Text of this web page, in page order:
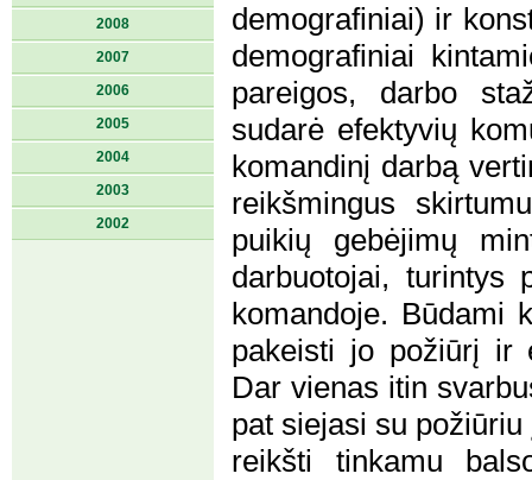
2008
2007
2006
2005
2004
2003
2002
demografiniai) ir
demografiniai
pareigos, darbo
sudarė efektyvių
komandinį darbą
reikšmingus
puikių gebėjimų
darbuotojai, turintys
komandoje. Būdami
pakeisti jo požiūrį ir
Dar vienas itin
pat siejasi su
reikšti tinkamu